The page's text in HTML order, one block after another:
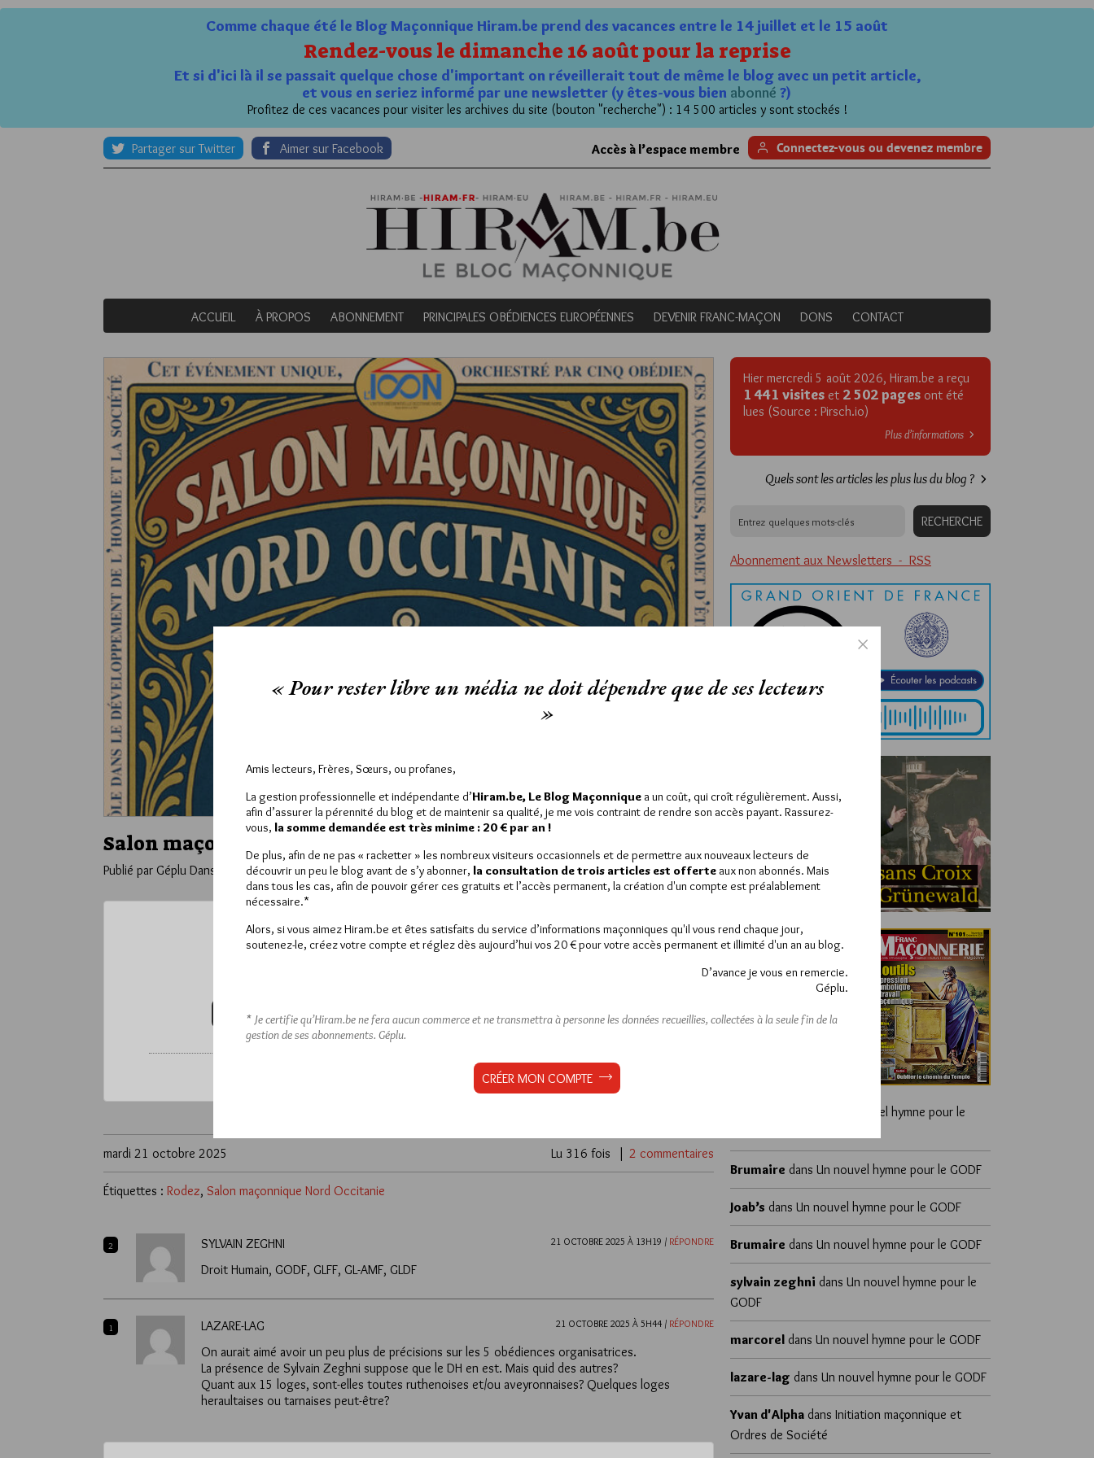
Comme chaque été le Blog Maçonnique Hiram.be prend des vacances entre le 14 juillet et le 15 août
Rendez-vous le dimanche 16 août pour la reprise
Et si d'ici là il se passait quelque chose d'important on réveillerait tout de même le blog avec un petit article,
et vous en seriez informé par une newsletter (y êtes-vous bien abonné ?)
Profitez de ces vacances pour visiter les archives du site (bouton "recherche") : 14 500 articles y sont stockés !
Partager sur Twitter Aimer sur Facebook Accès à l’espace membre Connectez-vous ou devenez membre
ACCUEIL À PROPOS ABONNEMENT PRINCIPALES OBÉDIENCES EUROPÉENNES DEVENIR FRANC-MAÇON DONS CONTACT
Salon maçonnique samedi 8 novembre à Rodez
Publié par Géplu Dans Divers
Ce contenu est réservé aux abonnés.
VOUS ABONNER (20€ / AN) LE DÉVERROUILLER GRATUITEMENT*
3 articlesgratuitement.
mardi 21 octobre 2025 2 commentaires
Lu 316 fois
Étiquettes : Rodez, Salon maçonnique Nord Occitanie
2 SYLVAIN ZEGHNI 21 OCTOBRE 2025 À 13H19 / RÉPONDRE
Droit Humain, GODF, GLFF, GL-AMF, GLDF
1 LAZARE-LAG 21 OCTOBRE 2025 À 5H44 / RÉPONDRE
On aurait aimé avoir un peu plus de précisions sur les 5 obédiences organisatrices.
La présence de Sylvain Zeghni suppose que le DH en est. Mais quid des autres?
Quant aux 15 loges, sont-elles toutes ruthenoises et/ou aveyronnaises? Quelques loges
heraultaises ou tarnaises peut-être?
Hier mercredi 5 août 2026, Hiram.be a reçu
1 441 visites et 2 502 pages ont été
lues (Source : Pirsch.io)
Plus d’informations
Quels sont les articles les plus lus du blog ?
Abonnement aux Newsletters - RSS
Un nouvel hymne pour le
Brumaire dans Un nouvel hymne pour le GODF
Joab’s dans Un nouvel hymne pour le GODF
Brumaire dans Un nouvel hymne pour le GODF
sylvain zeghni dans Un nouvel hymne pour le
GODF
marcorel dans Un nouvel hymne pour le GODF
lazare-lag dans Un nouvel hymne pour le GODF
Yvan d'Alpha dans Initiation maçonnique et
Ordres de Société
« Pour rester libre un média ne doit dépendre que de ses lecteurs
»
Amis lecteurs, Frères, Sœurs, ou profanes,
La gestion professionnelle et indépendante d’Hiram.be, Le Blog Maçonnique a un coût, qui croît régulièrement. Aussi,
afin d’assurer la pérennité du blog et de maintenir sa qualité, je me vois contraint de rendre son accès payant. Rassurez-
vous, la somme demandée est très minime : 20 € par an !
De plus, afin de ne pas « racketter » les nombreux visiteurs occasionnels et de permettre aux nouveaux lecteurs de
découvrir un peu le blog avant de s’y abonner, la consultation de trois articles est offerte aux non abonnés. Mais
dans tous les cas, afin de pouvoir gérer ces gratuits et l’accès permanent, la création d'un compte est préalablement
nécessaire.*
Alors, si vous aimez Hiram.be et êtes satisfaits du service d’informations maçonniques qu'il vous rend chaque jour,
soutenez-le, créez votre compte et réglez dès aujourd’hui vos 20 € pour votre accès permanent et illimité d'un an au blog.
D’avance je vous en remercie.
Géplu.
* Je certifie qu’Hiram.be ne fera aucun commerce et ne transmettra à personne les données recueillies, collectées à la seule fin de la
gestion de ses abonnements. Géplu.
CRÉER MON COMPTE